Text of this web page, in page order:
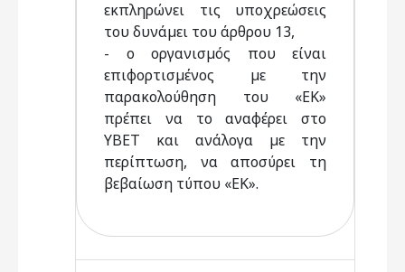
εκπληρώνει τις υποχρεώσεις
του δυνάµει του άρθρου 13,
- ο οργανισµός που είναι
επιφορτισµένος µε την
παρακολούθηση του «ΕΚ»
πρέπει να το αναφέρει στο
ΥΒΕΤ και ανάλογα µε την
περίπτωση, να αποσύρει τη
βεβαίωση τύπου «ΕΚ».